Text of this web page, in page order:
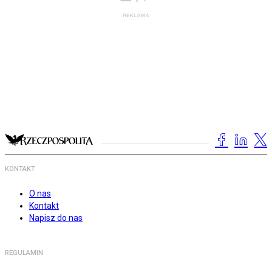
KONTAKT
O nas
Kontakt
Napisz do nas
REGULAMIN